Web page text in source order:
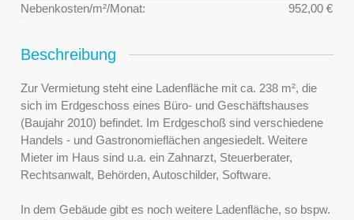
Nebenkosten/m²/Monat:
952,00 €
Beschreibung
Zur Vermietung steht eine Ladenfläche mit ca. 238 m², die
sich im Erdgeschoss eines Büro- und Geschäftshauses
(Baujahr 2010) befindet. Im Erdgeschoß sind verschiedene
Handels - und Gastronomieflächen angesiedelt. Weitere
Mieter im Haus sind u.a. ein Zahnarzt, Steuerberater,
Rechtsanwalt, Behörden, Autoschilder, Software.
In dem Gebäude gibt es noch weitere Ladenfläche, so bspw.